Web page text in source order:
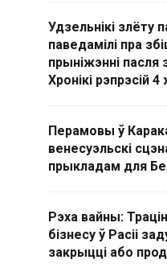
Удзельнікі злёту
паведамілі пра
прыніжэнні пасля
Хронікі рэпрэсій 4
Перамовы ў
венесуэльскі
прыкладам для
Рэха вайны:
бізнесу ў Расіі
закрыцці або